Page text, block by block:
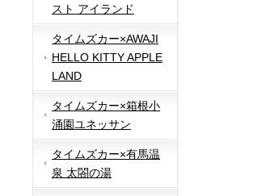
スト アイランド
タイムズカー×AWAJI
HELLO KITTY APPLE
LAND
タイムズカー×箱根小
涌園ユネッサン
タイムズカー×有馬温
泉 太閤の湯